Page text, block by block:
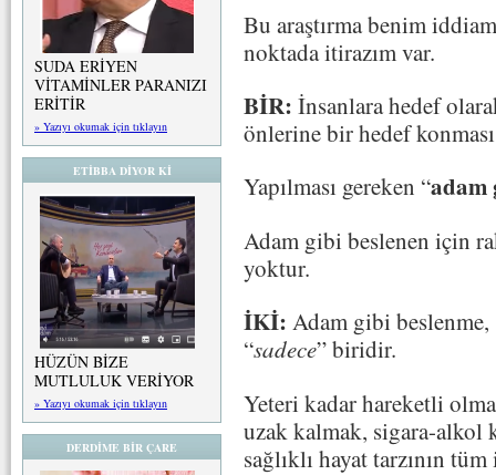
SUDA ERİYEN
VİTAMİNLER PARANIZI
ERİTİR
» Yazıyı okumak için tıklayın
ETİBBA DİYOR Kİ
HÜZÜN BİZE
MUTLULUK VERİYOR
» Yazıyı okumak için tıklayın
DERDİME BİR ÇARE
Bu araştırma benim
noktada itirazım var.
BİR: İnsanlara hedef
önlerine bir hedef
Yapılması gereken “adam
Adam gibi beslenen için
yoktur.
İKİ: Adam gibi beslenme,
“sadece” biridir.
Yeteri kadar hareketli
uzak kalmak, sigara-alkol
sağlıklı hayat tarzının